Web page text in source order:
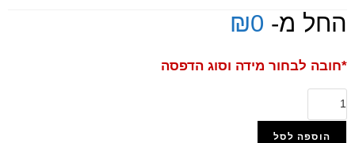
החל מ- ₪0
*חובה לבחור מידה וסוג הדפסה
הוספה לסל